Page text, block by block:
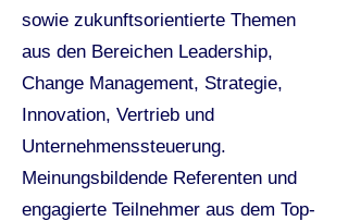
sowie zukunftsorientierte Themen
aus den Bereichen Leadership,
Change Management, Strategie,
Innovation, Vertrieb und
Unternehmenssteuerung.
Meinungsbildende Referenten und
engagierte Teilnehmer aus dem Top-